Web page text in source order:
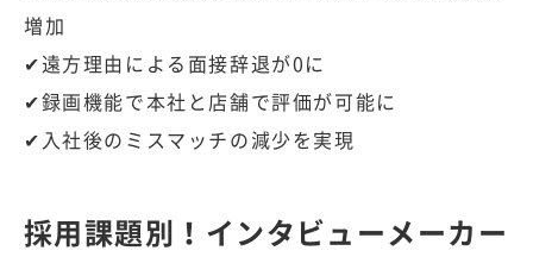
増加
✔遠方理由による面接辞退が0に
✔録画機能で本社と店舗で評価が可能に
✔入社後のミスマッチの減少を実現
採用課題別！インタビューメーカー